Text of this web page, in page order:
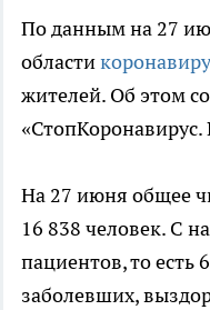
По данным на 27
области
жителей. Об этом
«СтопКоронавирус.
На 27 июня общее
16 838 человек. С
пациентов, то есть
заболевших,